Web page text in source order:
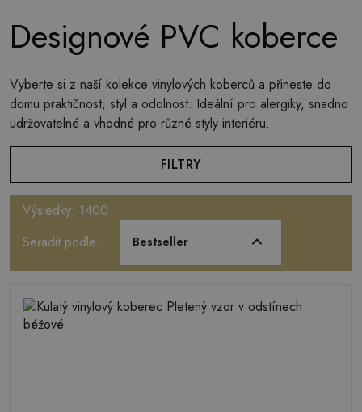
Designové PVC koberce
Vyberte si z naší kolekce vinylových koberců a přineste do
domu praktičnost, styl a odolnost. Ideální pro alergiky, snadno
udržovatelné a vhodné pro různé styly interiéru.
FILTRY
Výsledky: 1400
Seřadit podle:
Bestseller